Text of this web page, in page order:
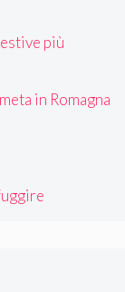
più
in Romagna